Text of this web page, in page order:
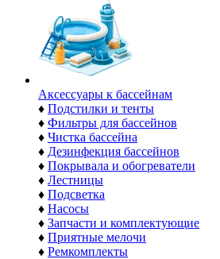
Аксессуары к бассейнам
♦ Подстилки и тенты
♦ Фильтры для бассейнов
♦ Чистка бассейна
♦ Дезинфекция бассейнов
♦ Покрывала и обогреватели
♦ Лестницы
♦ Подсветка
♦ Насосы
♦ Запчасти и комплектующие
♦ Приятные мелочи
♦ Ремкомплекты